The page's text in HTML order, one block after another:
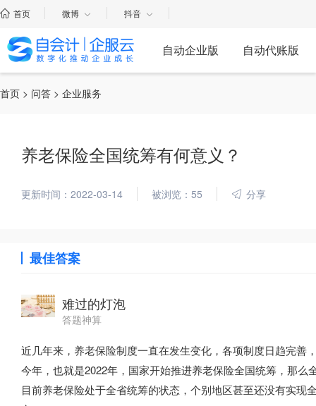
首页 微博 抖音
自动企业版 自动代账版
首页 > 问答 > 企业服务
养老保险全国统筹有何意义？
更新时间：2022-03-14 被浏览：55 分享
最佳答案
难过的灯泡
答题神算
近几年来，养老保险制度一直在发生变化，各项制度日趋完
今年，也就是2022年，国家开始推进养老保险全国统筹，那么
目前养老保险处于全省统筹的状态，个别地区甚至还没有实